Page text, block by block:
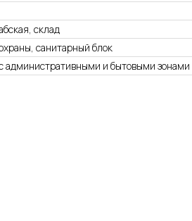
склад
санитарный блок
административными и бытовыми зонами